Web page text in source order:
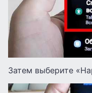
Затем выберите